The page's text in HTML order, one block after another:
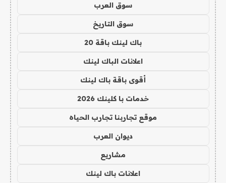
سوق العرب
سوق التاريخ
باك لينك باقة 20
اعلانات الباك لينك
أقوى باقة باك لينك
خدمات با كلينك 2026
موقع تجاربنا تجارب الحياه
ديوان العرب
مشاريع
اعلانات باك لينك